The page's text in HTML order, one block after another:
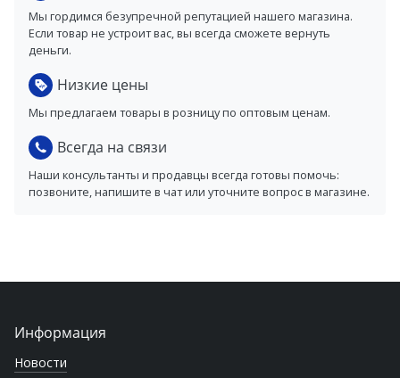
Мы гордимся безупречной репутацией нашего магазина.
Если товар не устроит вас, вы всегда сможете вернуть
деньги.
Низкие цены
Мы предлагаем товары в розницу по оптовым ценам.
Всегда на связи
Наши консультанты и продавцы всегда готовы помочь:
позвоните, напишите в чат или уточните вопрос в магазине.
Информация
Новости